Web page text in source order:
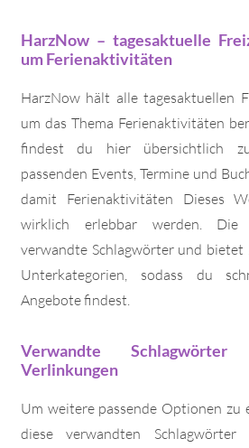
HarzNow – tagesaktuelle
um Ferienaktivitäten
HarzNow hält alle tagesaktuellen
um das Thema Ferienaktivitäten
findest du hier übersichtlich
passenden Events, Termine und
damit Ferienaktivitäten Dieses
wirklich erlebbar werden. Die
verwandte Schlagwörter und
Unterkategorien, sodass du
Angebote findest.
Verwandte
Verlinkungen
Um weitere passende Optionen zu
diese verwandten